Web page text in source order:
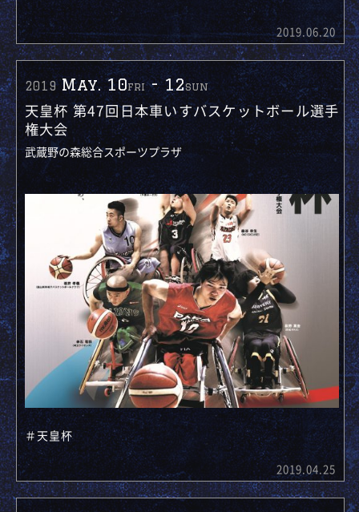
2019.06.20
2019May. 10fri-12sun
天皇杯 第47回日本車いすバスケットボール選手
権大会
武蔵野の森総合スポーツプラザ
2019.04.25
＃天皇杯